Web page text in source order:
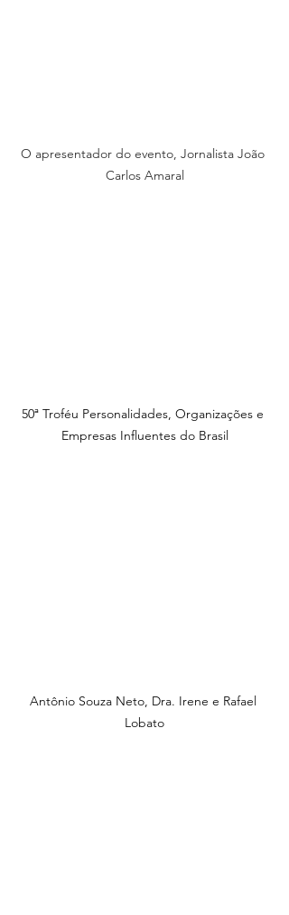
O apresentador do evento, Jornalista João
Carlos Amaral
50ª Troféu Personalidades, Organizações e
Empresas Influentes do Brasil
Antônio Souza Neto, Dra. Irene e Rafael
Lobato